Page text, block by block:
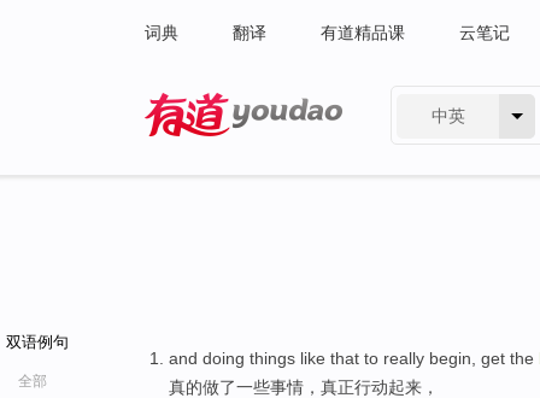
词典 翻译 有道精品课 云笔记
中英
双语例句
全部
and doing things like that to really begin, get the
真的做了一些事情，真正行动起来，